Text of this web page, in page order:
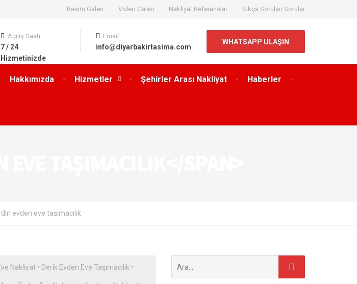
Resim Galeri Video Galeri Nakliyat Referanslar Sıkça Sorulan Sorular
Hakkımızda Hizmetler Şehirler Arası Nakliyat Haberler
Açılış Saati
7 / 24
Hizmetinizde
Email
info@diyarbakirtasima.com
WHATSAPP ULAŞIN
evden eve taşımacılık
Nakliyat • Derik Evden Eve Taşımacılık •
ara: